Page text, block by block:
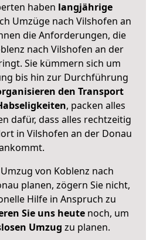
haben langjährige
Umzüge nach Vilshofen an
die Anforderungen, die
nach Vilshofen an der
Sie kümmern sich um
bis hin zur Durchführung
den Transport
, packen alles
dafür, dass alles rechtzeitig
in Vilshofen an der Donau
von Koblenz nach
planen, zögern Sie nicht,
Hilfe in Anspruch zu
Sie uns heutenoch, um
Umzug zu planen.